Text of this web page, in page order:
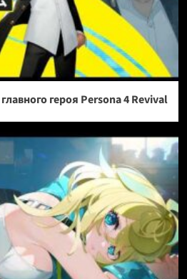
героя Persona 4 Revival